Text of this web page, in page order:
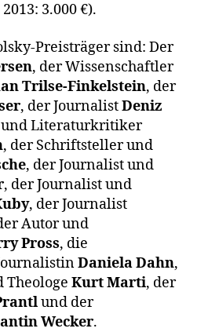
3.000 €).
Preisträger sind: Der
, der Wissenschaftler
Trilse-Finkelstein, der
, der JournalistDeniz
und Literaturkritiker
, der Schriftsteller und
, der Journalist und
, der Journalist und
, der Journalist
Autor und
Pross, die
Daniela Dahn,
Theologe Kurt Marti, der
und der
Wecker.